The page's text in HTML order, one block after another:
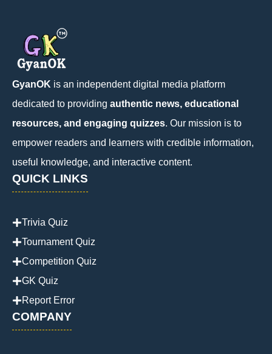
GyanOK is an independent digital media platform
dedicated to providing authentic news, educational
resources, and engaging quizzes. Our mission is to
empower readers and learners with credible information,
useful knowledge, and interactive content.
QUICK LINKS
Trivia Quiz
Tournament Quiz
Competition Quiz
GK Quiz
Report Error
COMPANY